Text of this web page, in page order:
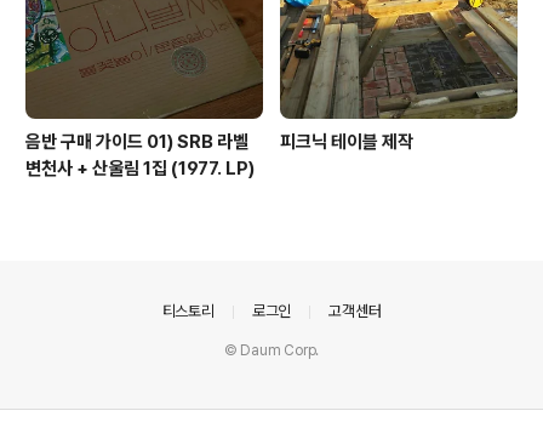
음반 구매 가이드 01) SRB 라벨
변천사 + 산울림 1집 (1977. LP)
피크닉 테이블 제작
티스토리 로그인 고객센터
© Daum Corp.